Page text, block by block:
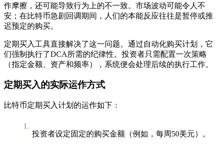
作摩擦，还可能导致行为上的不一致。市场波动可能令人不
安；在比特币急剧回调期间，人们的本能反应往往是暂停或推
迟预定的购买。
定期买入工具直接解决了这一问题。通过自动化购买计划，它
们强制执行了DCA所需的纪律性。投资者只需配置一次策略
（指定金额、资产和频率），系统便会处理后续的执行工作。
定期买入的实际运作方式
比特币定期买入计划的运作如下：
投资者设定固定的购买金额（例如，每周50美元）。